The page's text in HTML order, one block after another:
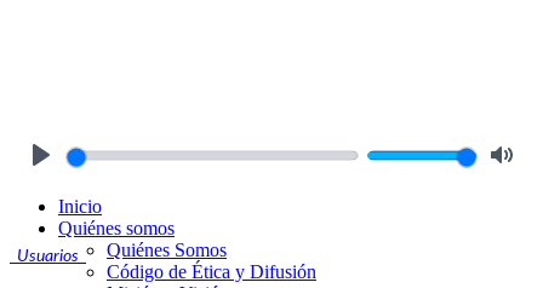
Usuarios
Inicio
Quiénes somos
Quiénes Somos
Código de Ética y Difusión